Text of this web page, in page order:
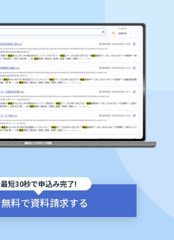
最短30秒で申込み完了!
無料で資料請求する